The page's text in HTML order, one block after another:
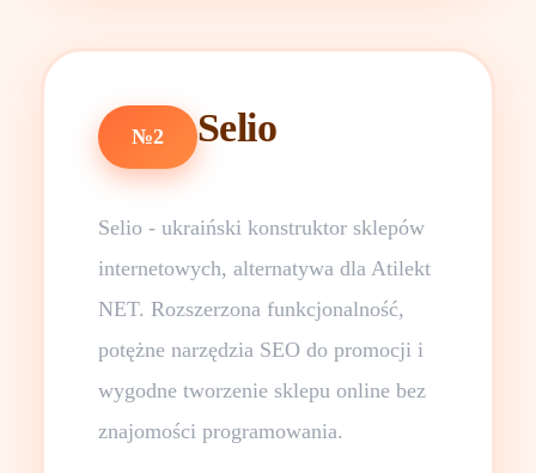
№2 Selio
Selio - ukraiński konstruktor sklepów
internetowych, alternatywa dla Atilekt
NET. Rozszerzona funkcjonalność,
potężne narzędzia SEO do promocji i
wygodne tworzenie sklepu online bez
znajomości programowania.